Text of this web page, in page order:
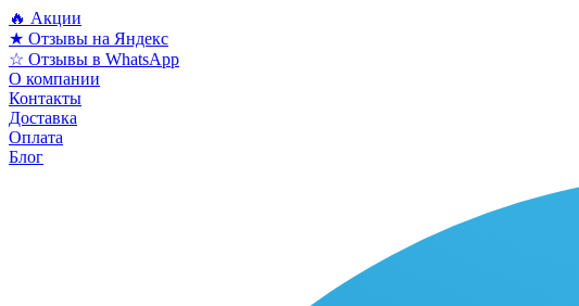
🔥 Акции
★ Отзывы на Яндекс
☆ Отзывы в WhatsApp
О компании
Контакты
Доставка
Оплата
Блог